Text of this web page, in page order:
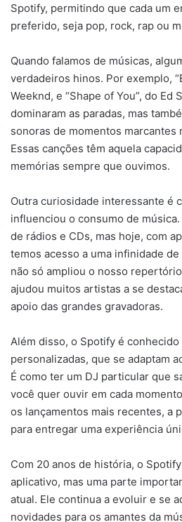
Spotify, permitindo que cada um
preferido, seja pop, rock, rap ou
Quando falamos de músicas,
verdadeiros hinos. Por exemplo,
Weeknd, e “Shape of You”, do Ed
dominaram as paradas, mas
sonoras de momentos marcantes
Essas canções têm aquela
memórias sempre que ouvimos.
Outra curiosidade interessante é
influenciou o consumo de
de rádios e CDs, mas hoje, com
temos acesso a uma infinidade
não só ampliou o nosso
ajudou muitos artistas a se
apoio das grandes gravadoras.
Além disso, o Spotify é
personalizadas, que se adaptam
É como ter um DJ particular que
você quer ouvir em cada
os lançamentos mais recentes, a
para entregar uma experiência
Com 20 anos de história, o
aplicativo, mas uma parte
atual. Ele continua a evoluir e se
novidades para os amantes da